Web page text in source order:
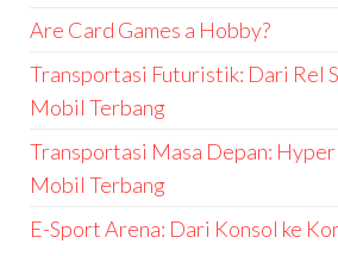
Are Card Games a Hobby?
Transportasi Futuristik: Dari Rel
Mobil Terbang
Transportasi Masa Depan:
Mobil Terbang
E-Sport Arena: Dari Konsol ke